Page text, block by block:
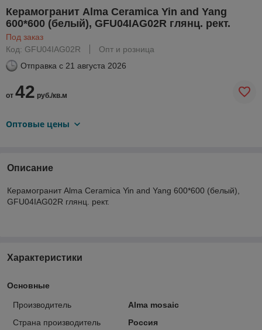
Керамогранит Alma Ceramica Yin and Yang
600*600 (белый), GFU04IAG02R глянц. рект.
Под заказ
Код: GFU04IAG02R
Опт и розница
Отправка с 21 августа 2026
от 42 руб./кв.м
Оптовые цены
Описание
Керамогранит Alma Ceramica Yin and Yang 600*600 (белый),
GFU04IAG02R глянц. рект.
Характеристики
Основные
Производитель
Alma mosaic
Страна производитель
Россия